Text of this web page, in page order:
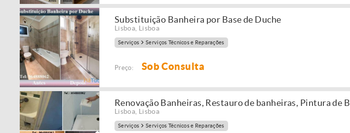
Substituição Banheira por Base de Duche
Lisboa Lisboa
Serviços Serviços Técnicos e Reparações
Preço: Sob Consulta
Renovação Banheiras, Restauro de banheiras, Pintura de
Lisboa Lisboa
Serviços Serviços Técnicos e Reparações